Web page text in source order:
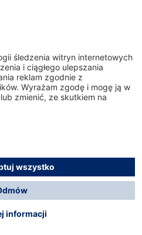
2025
warunkach opisanych w